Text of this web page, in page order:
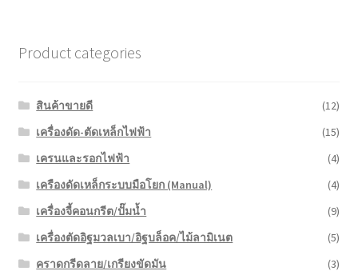
Product categories
สินค้าขายดี
(12)
เครื่องดัด-ตัดเหล็กไฟฟ้า
(15)
เครนและรอกไฟฟ้า
(4)
เครืองดัดเหล็กระบบมือโยก (Manual)
(4)
เครื่องจี้คอนกรีต/ปั๊มน้ำ
(9)
เครื่องตัดอิฐมวลเบา/อิฐบล็อค/ไม้ลามิเนต
(5)
คราดกรีดลาย/เกรียงขัดมัน
(3)